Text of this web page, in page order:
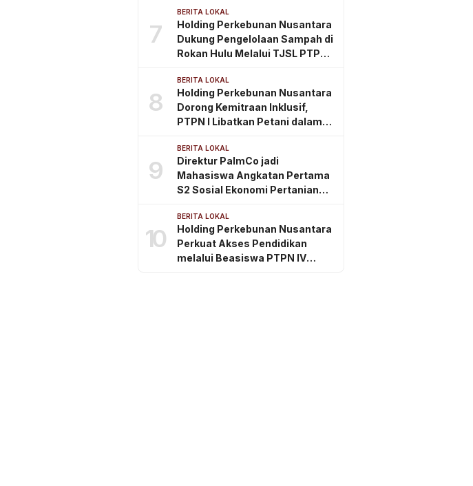
Dini
7
BERITA LOKAL
Holding Perkebunan Nusantara
Dukung Pengelolaan Sampah di
Rokan Hulu Melalui TJSL PTPN
8
BERITA LOKAL
Holding Perkebunan Nusantara
Dorong Kemitraan Inklusif,
PTPN I Libatkan Petani dalam
9
BERITA LOKAL
Direktur PalmCo jadi
Mahasiswa Angkatan Pertama
S2 Sosial Ekonomi Pertanian
10
BERITA LOKAL
Holding Perkebunan Nusantara
Perkuat Akses Pendidikan
melalui Beasiswa PTPN IV